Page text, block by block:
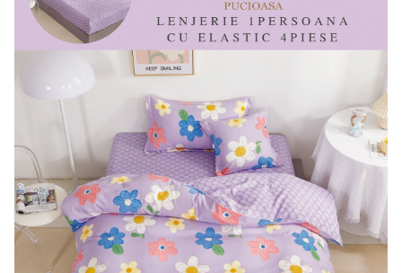
Lenjerii de pat Bumbac Poplin
Lenjerii de pat Catifea
Lenjerii de pat Damasc
Lenjerii de pat Finet + 2 Draperii
Lenjerii de pat Finet cu PLIURI
Lenjerii de pat finet Home
Lenjerii de pat Saten 4 piese cu
elastic